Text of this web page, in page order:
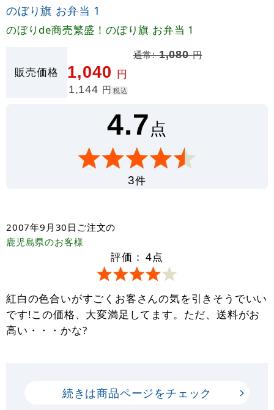
のぼり旗 お弁当 1
のぼりde商売繁盛！のぼり旗 お弁当 1
販売価格
通常:1,080円
1,040 円
1,144 円 税込
4.7点
3件
2007年9月30日 ご注文の
鹿児島県のお客様
評価： 4点
紅白の色合いがすごくお客さんの気を引きそうでいい
です!この価格、大変満足してます。ただ、送料がお
高い・・・かな?
続きは商品ページをチェック